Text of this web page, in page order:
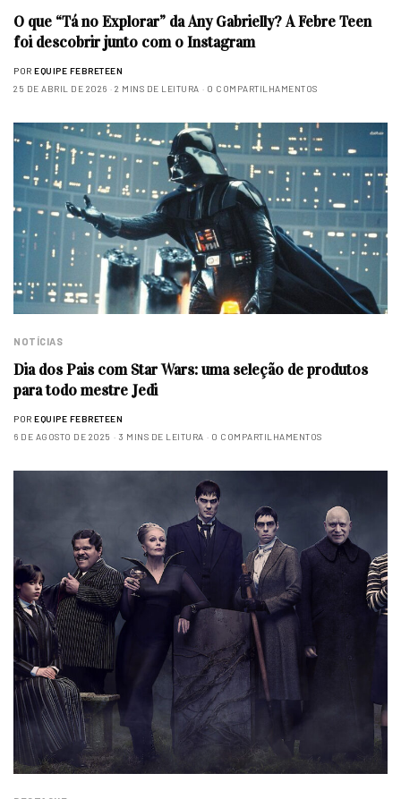
O que “Tá no Explorar” da Any Gabrielly? A Febre Teen
foi descobrir junto com o Instagram
POR EQUIPE FEBRETEEN
25 DE ABRIL DE 2026
2 MINS DE LEITURA 0 COMPARTILHAMENTOS
NOTÍCIAS
Dia dos Pais com Star Wars: uma seleção de produtos
para todo mestre Jedi
POR EQUIPE FEBRETEEN
6 DE AGOSTO DE 2025
3 MINS DE LEITURA 0 COMPARTILHAMENTOS